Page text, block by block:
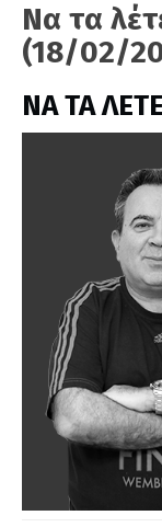
Να τα
(18/02/
ΝΑ ΤΑ